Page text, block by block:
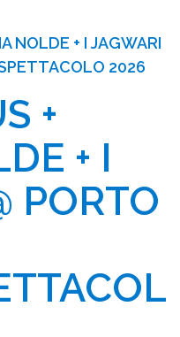
NOLDE + I JAGWARI
2026
+
+ I
PORTO